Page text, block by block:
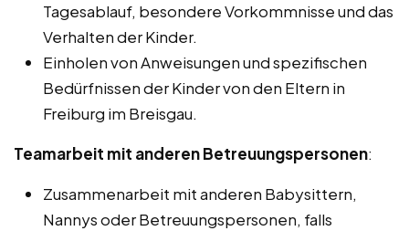
Tagesablauf, besondere Vorkommnisse und das
Verhalten der Kinder.
Einholen von Anweisungen und spezifischen
Bedürfnissen der Kinder von den Eltern in
Freiburg im Breisgau.
Teamarbeit mit anderen Betreuungspersonen:
Zusammenarbeit mit anderen Babysittern,
Nannys oder Betreuungspersonen, falls